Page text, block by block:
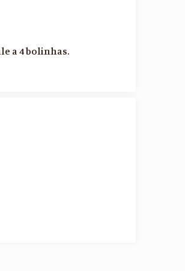
a 4 bolinhas.